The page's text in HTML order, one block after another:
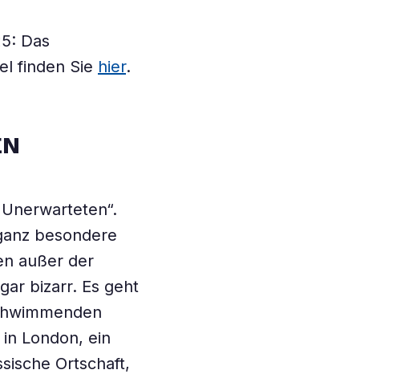
Das
finden Sie hier.
besondere
außer der
bizarr. Es geht
London, ein
Ortschaft,